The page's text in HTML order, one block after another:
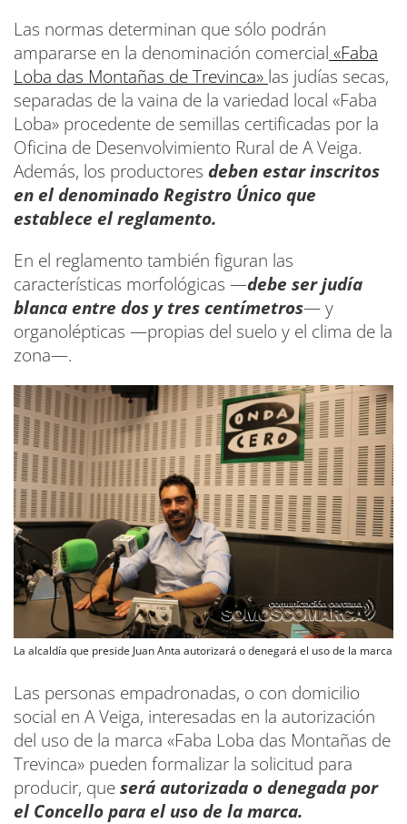
Las normas determinan que sólo podrán
ampararse en la denominación comercial «Faba
Loba das Montañas de Trevinca» las judías secas,
separadas de la vaina de la variedad local «Faba
Loba» procedente de semillas certificadas por la
Oficina de Desenvolvimiento Rural de A Veiga.
Además, los productores deben estar inscritos
en el denominado Registro Único que
establece el reglamento.
En el reglamento también figuran las
características morfológicas —debe ser judía
blanca entre dos y tres centímetros— y
organolépticas —propias del suelo y el clima de la
zona—.
La alcaldía que preside Juan Anta autorizará o denegará el uso de la marca
Las personas empadronadas, o con domicilio
social en A Veiga, interesadas en la autorización
del uso de la marca «Faba Loba das Montañas de
Trevinca» pueden formalizar la solicitud para
producir, queserá autorizada o denegada por
el Concello para el uso de la marca.